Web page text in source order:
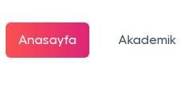
Anasayfa Akademik